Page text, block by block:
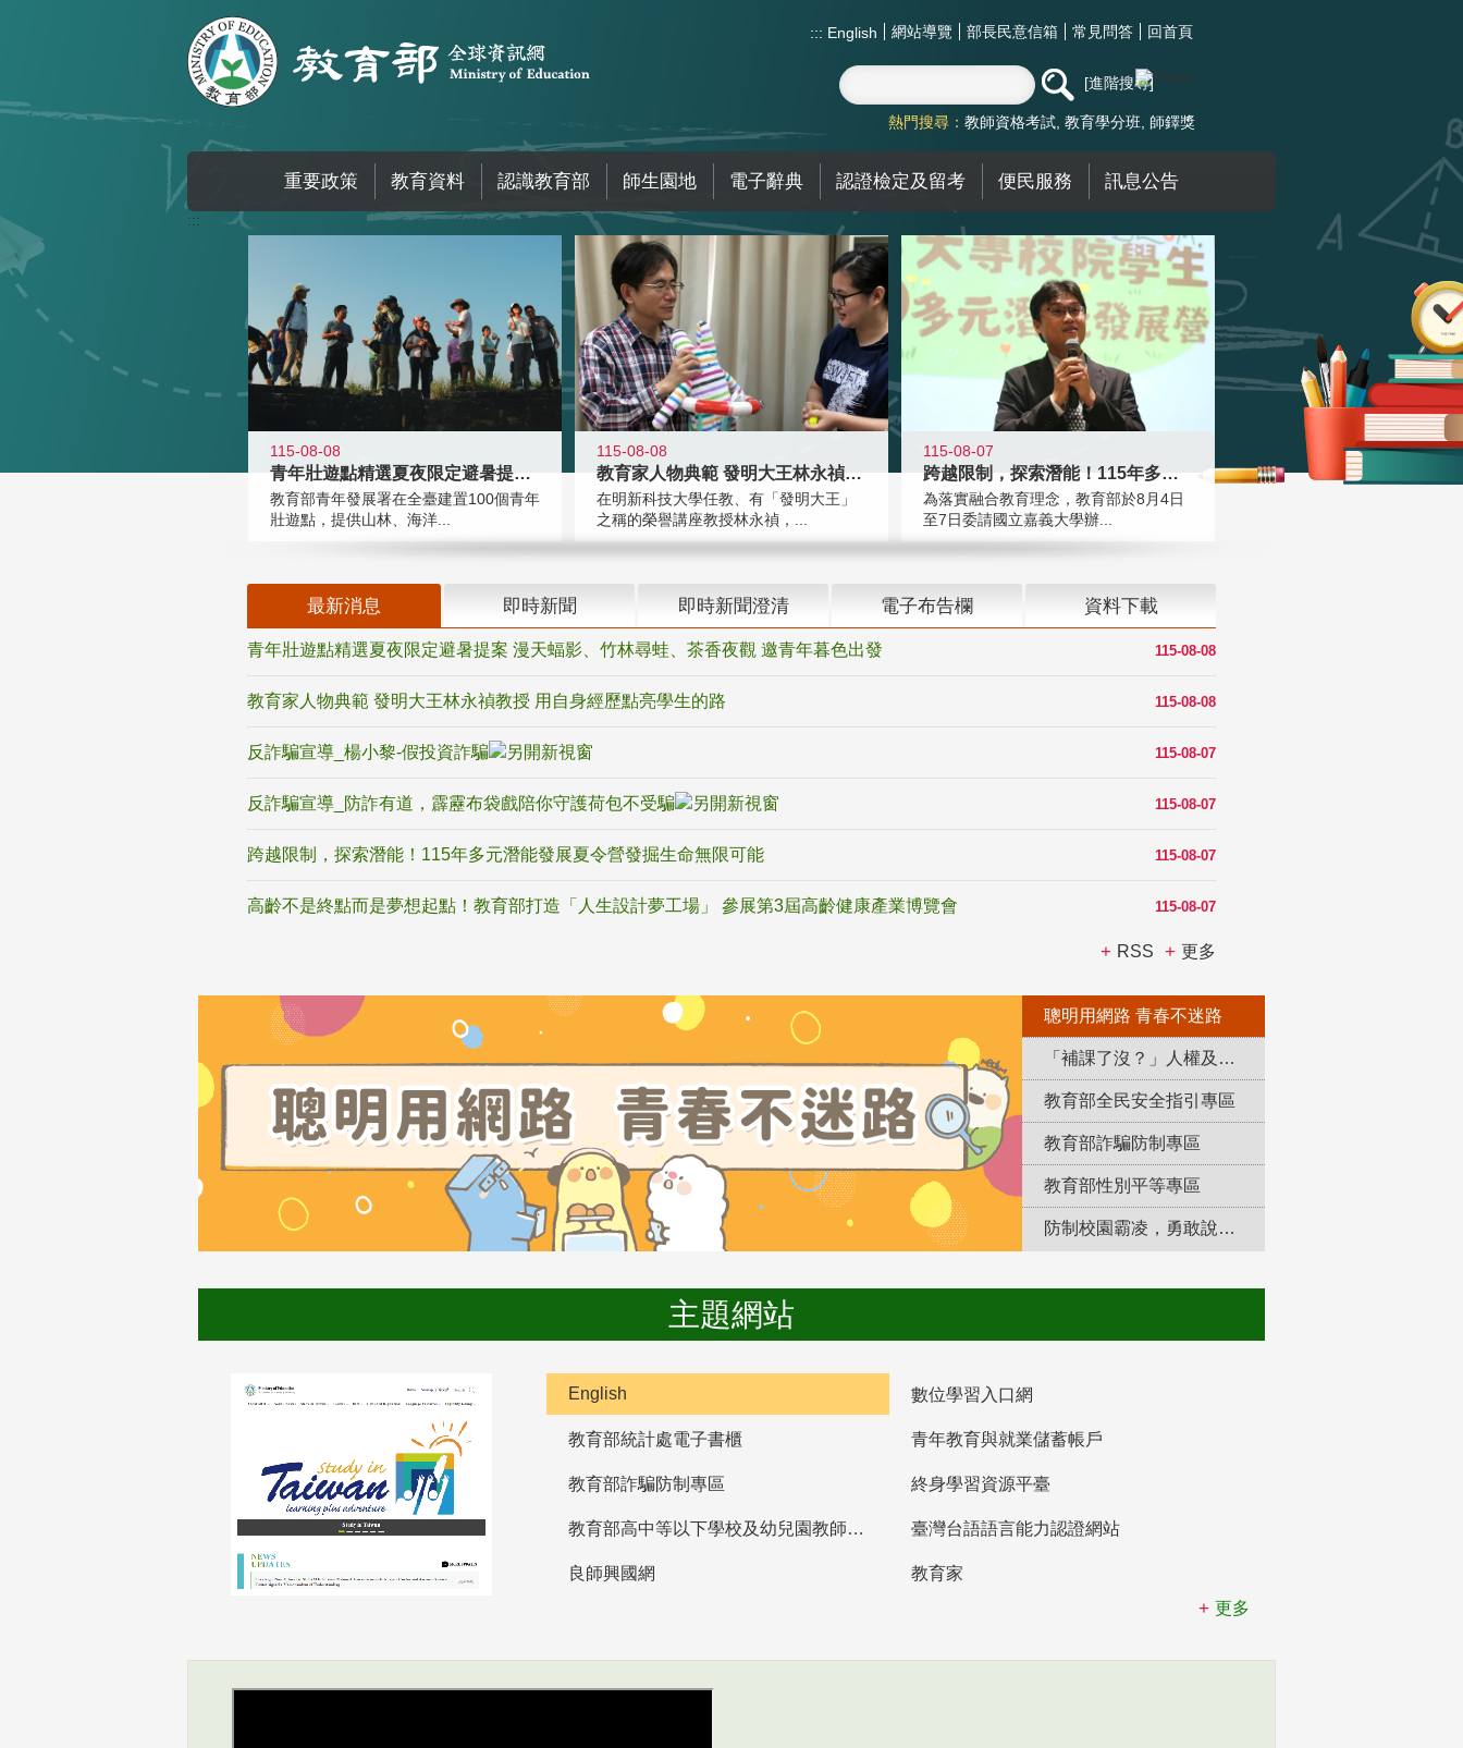
::: English 網站導覽 部長民意信箱 常見問答 回首頁
進階搜尋
熱門搜尋： 教師資格考試 教育學分班 師鐸獎
重要政策 教育資料 認識教育部 師生園地 電子辭典 認證檢定及留考 便民服務 訊息公告
:::
115-08-08
青年壯遊點精選夏夜限定避暑提案 漫
教育部青年發展署在全臺建置100個青年
壯遊點，提供山林、海洋...
115-08-08
教育家人物典範 發明大王林永禎教授
在明新科技大學任教、有「發明大王」
之稱的榮譽講座教授林永禎，...
115-08-07
跨越限制，探索潛能！115年多元潛
為落實融合教育理念，教育部於8月4日
至7日委請國立嘉義大學辦...
最新消息 即時新聞 即時新聞澄清 電子布告欄 資料下載
115-08-08
青年壯遊點精選夏夜限定避暑提案 漫天蝠影、竹林尋蛙、茶香夜觀 邀青年暮色出發
115-08-08
教育家人物典範 發明大王林永禎教授 用自身經歷點亮學生的路
115-08-07
反詐騙宣導_楊小黎-假投資詐騙
115-08-07
反詐騙宣導_防詐有道，霹靂布袋戲陪你守護荷包不受騙
115-08-07
跨越限制，探索潛能！115年多元潛能發展夏令營發掘生命無限可能
115-08-07
高齡不是終點而是夢想起點！教育部打造「人生設計夢工場」 參展第3屆高齡健康產業博覽會
RSS 更多
聰明用網路 青春不迷路
「補課了沒？」人權及轉型正義教育專區
教育部全民安全指引專區
教育部詐騙防制專區
教育部性別平等專區
防制校園霸凌，勇敢說出來！
主題網站
English 數位學習入口網
教育部統計處電子書櫃 青年教育與就業儲蓄帳戶
教育部詐騙防制專區 終身學習資源平臺
教育部高中等以下學校及幼兒園教師資格檢定考試 臺灣台語語言能力認證網站
良師興國網
教育家
更多